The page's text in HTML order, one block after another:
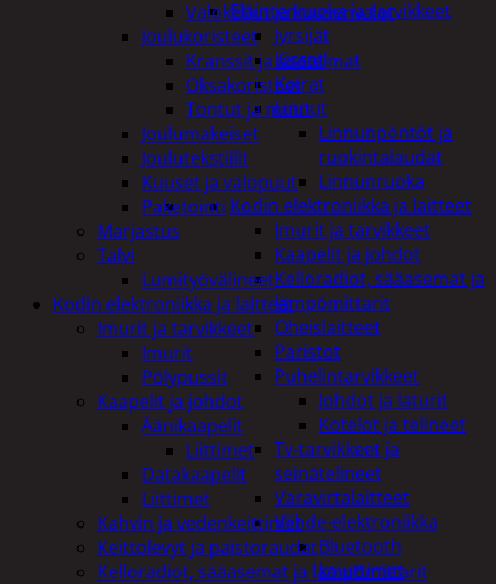
Eläintenruoka ja tarvikkeet
Jyrsijät
Kissat
Koirat
Linnut
Linnunpöntöt ja
ruokintalaudat
Linnunruoka
Kodin elektroniikka ja laitteet
Imurit ja tarvikkeet
Kaapelit ja johdot
Kelloradiot, sääasemat ja
lämpömittarit
Oheislaitteet
Paristot
Puhelintarvikkeet
Johdot ja laturit
Kotelot ja telineet
Tv-tarvikkeet ja
seinätelineet
Varavirtalaitteet
Viihde-elektroniikka
Bluetooth
kaiuttimet
Valoketjut ja kuusenvalot
Joulukoristeet
Kranssit ja asetelmat
Oksakoristeet
Tontut ja muut
Joulumakeiset
Joulutekstiilit
Kuuset ja valopuut
Paketointi
Marjastus
Talvi
Lumityövälineet
Kodin elektroniikka ja laitteet
Imurit ja tarvikkeet
Imurit
Pölypussit
Kaapelit ja johdot
Äänikaapelit
Liittimet
Datakaapelit
Liittimet
Kahvin ja vedenkeittimet
Keittolevyt ja paistoraudat
Kelloradiot, sääasemat ja lämpömittarit